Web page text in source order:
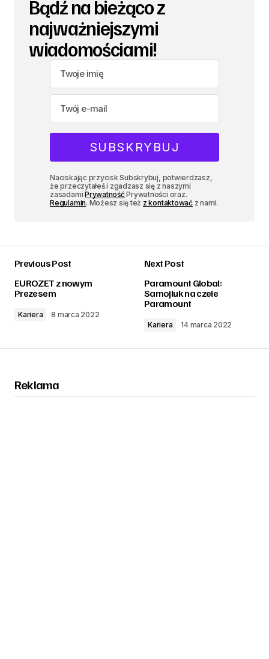
Bądź na bieżąco z
najważniejszymi
wiadomościami!
Naciskając przycisk Subskrybuj, potwierdzasz,
że przeczytałeś i zgadzasz się z naszymi
zasadamiPrywatnośćPrywatności oraz.
Regulamin. Możesz się też z kontaktowaćz nami.
Previous Post
EUROZET z nowym
Prezesem
Kariera 8 marca 2022
Next Post
Paramount Global:
Samojluk na czele
Paramount
Kariera 14 marca 2022
Reklama